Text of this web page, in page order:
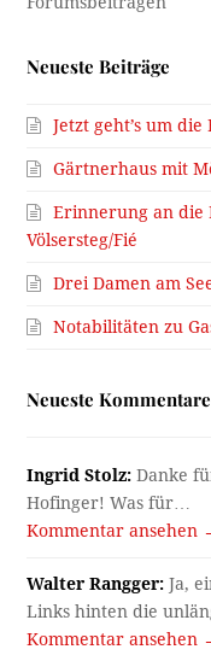
Neueste Beiträge
Jetzt geht’s um
Gärtnerhaus mit
Erinnerung an die
Völsersteg/Fié
Drei Damen am
Notabilitäten zu
Neueste Kommentare
Ingrid Stolz: Danke
Hofinger! Was für…
Kommentar ansehen
Walter Rangger: Ja,
Links hinten die
Kommentar ansehen